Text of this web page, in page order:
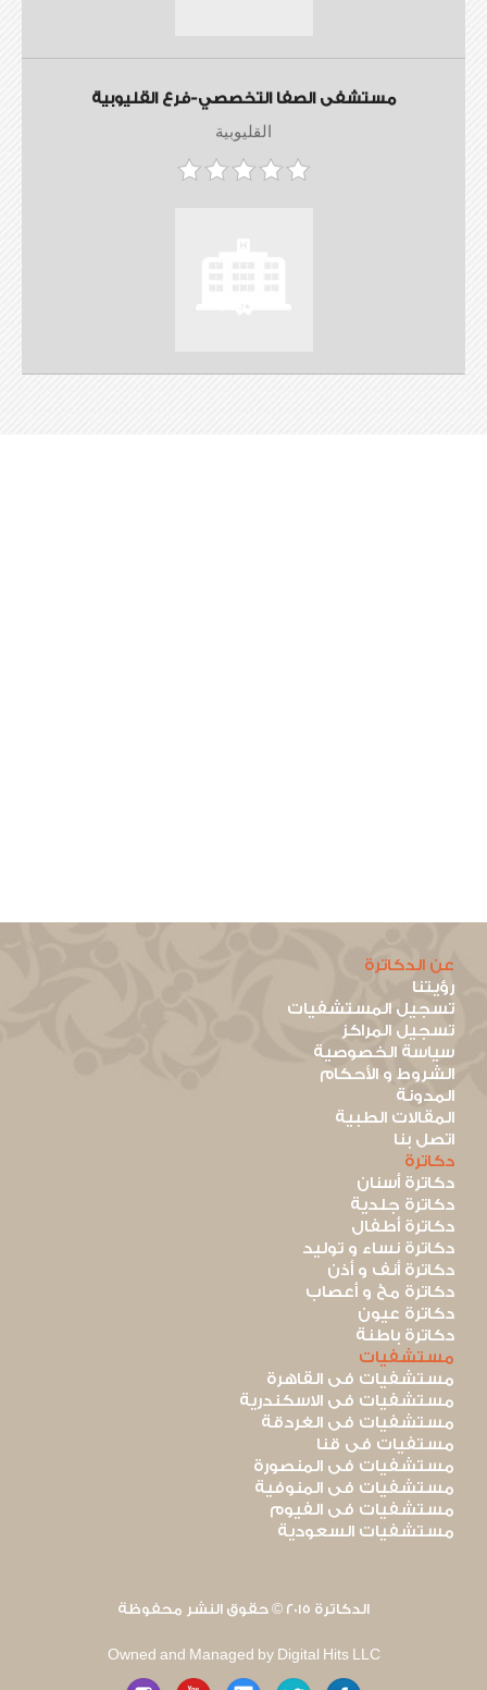
مستشفى الصفا التخصصي-فرع القليوبية
القليوبية
عن الدكاترة
رؤيتنا
تسجيل المستشفيات
تسجيل المراكز
سياسة الخصوصية
الشروط و الأحكام
المدونة
المقالات الطبية
اتصل بنا
دكاترة
دكاترة أسنان
دكاترة جلدية
دكاترة أطفال
دكاترة نساء و توليد
دكاترة أنف و أذن
دكاترة مخ و أعصاب
دكاترة عيون
دكاترة باطنة
مستشفيات
مستشفيات فى القاهرة
مستشفيات فى الاسكندرية
مستشفيات فى الغردقة
مستفيات فى قنا
مستشفيات فى المنصورة
مستشفيات فى المنوفية
مستشفيات فى الفيوم
مستشفيات السعودية
الدكاترة 2015 © حقوق النشر محفوظة
Owned and Managed by Digital Hits LLC